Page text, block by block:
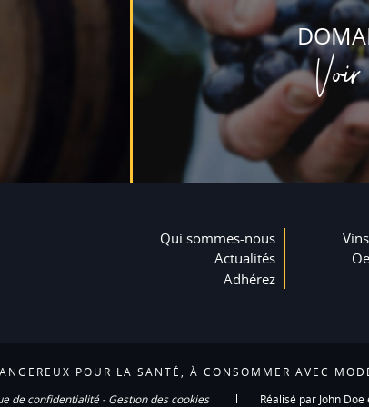
Qui sommes-nous
Actualités
Adhérez
POUR LA SANTÉ, À CONSOMMER AVEC
de confidentialité-Gestion des cookies Réalisé par John Doe